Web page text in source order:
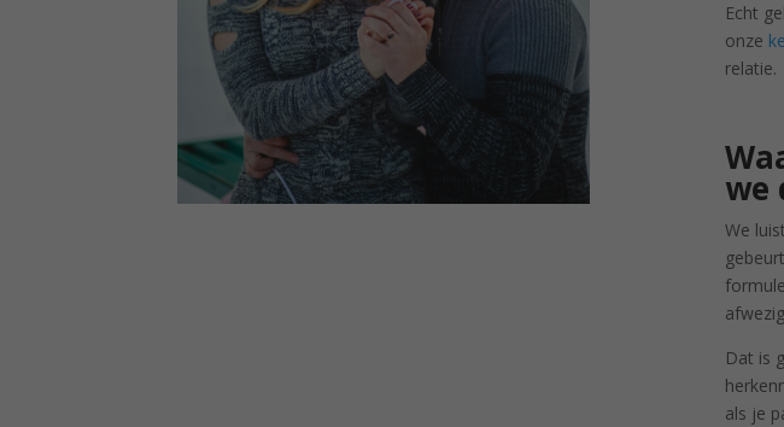
Echt
onze
relatie.
we
We
Dat is
als je